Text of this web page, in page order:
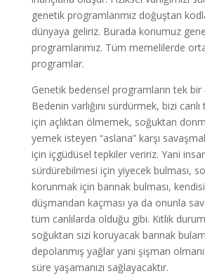
genetik programlarımız doğuştan
dünyaya geliriz. Burada konumuz
programlarımız. Tüm memelilerde
programlar.
Genetik bedensel programların tek bir
Bedenin varlığını sürdürmek, bizi
için açlıktan ölmemek, soğuktan
yemek isteyen “aslana” karşı
için içgüdüsel tepkiler veririz. Yani
sürdürebilmesi için yiyecek bulması,
korunmak için barınak bulması,
düşmandan kaçması ya da onunla
tüm canlılarda olduğu gibi. Kıtlık
soğuktan sizi koruyacak barınak
depolanmış yağlar yani şişman
süre yaşamanızı sağlayacaktır.